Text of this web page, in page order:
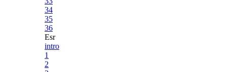
34
35
36
Esr
intro
1
2